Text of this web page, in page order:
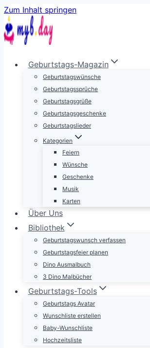
Zum Inhalt springen
Geburtstags-Magazin
Geburtstagswünsche
Geburtstagssprüche
Geburtstagsgrüße
Geburtstagsgeschenke
Geburtstagslieder
Kategorien
Feiern
Wünsche
Geschenke
Musik
Karten
Über Uns
Bibliothek
Geburtstagswunsch verfassen
Geburtstagsfeier planen
Dino Ausmalbuch
3 Dino Malbücher
Geburtstags-Tools
Geburtstags Avatar
Wunschliste erstellen
Baby-Wunschliste
Hochzeitsliste